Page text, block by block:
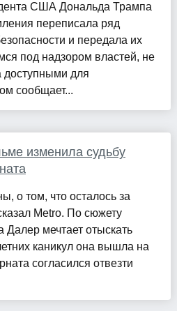
США Дональда Трампа
переписала ряд
и передала их
под надзором властей, не
доступными для
сообщает...
изменила судьбу
о том, что осталось за
Metro. По сюжету
Далер мечтает отыскать
каникул она вышла на
согласился отвезти